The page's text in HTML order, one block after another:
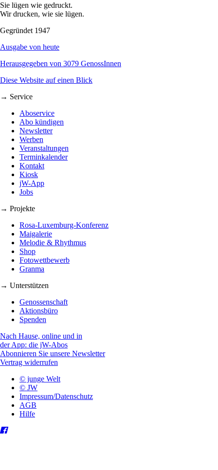
Sie lügen wie gedruckt.
Wir drucken, wie sie lügen.
Gegründet 1947
Ausgabe von heute
Herausgegeben von 3079 GenossInnen
Diese Website auf einen Blick
→ Service
Aboservice
Abo kündigen
Newsletter
Werben
Veranstaltungen
Terminkalender
Kontakt
Kiosk
jW-App
Jobs
→ Projekte
Rosa-Luxemburg-Konferenz
Maigalerie
Melodie & Rhythmus
Shop
Fotowettbewerb
Granma
→ Unterstützen
Genossenschaft
Aktionsbüro
Spenden
Nach Hause, online und in
der App: die jW-Abos
Abonnieren Sie unsere Newsletter
Vertrag widerrufen
© junge Welt
© JW
Impressum/Datenschutz
AGB
Hilfe